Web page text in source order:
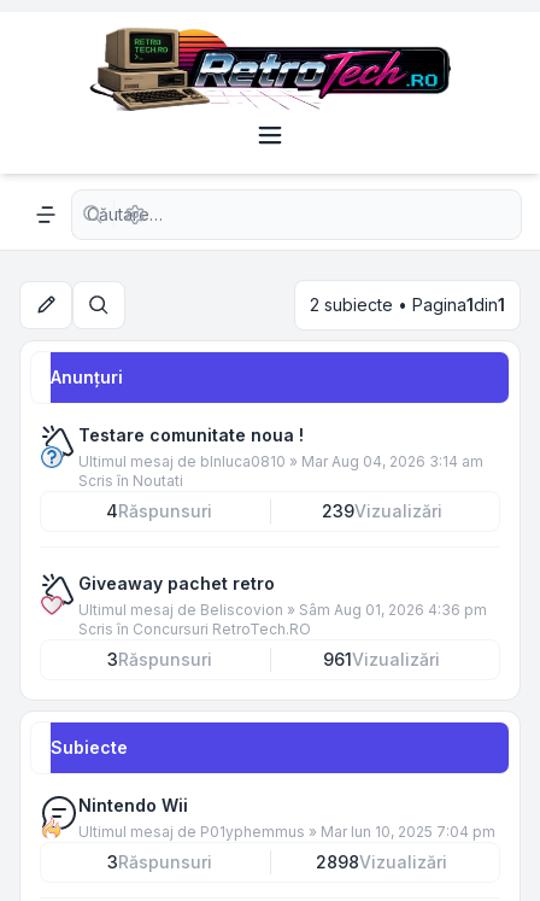
Navigation menu
Căutare avansată
Căutare 2 subiecte • Pagina1din1
Anunţuri
Testare comunitate noua !
Ultimul mesaj de blnluca0810 » Mar Aug 04, 2026 3:14 am
Scris în Noutati
4Răspunsuri 239Vizualizări
Giveaway pachet retro
Ultimul mesaj de Beliscovion » Sâm Aug 01, 2026 4:36 pm
Scris în Concursuri RetroTech.RO
3Răspunsuri 961Vizualizări
Subiecte
Nintendo Wii
Ultimul mesaj de P01yphemmus » Mar Iun 10, 2025 7:04 pm
3Răspunsuri 2898Vizualizări